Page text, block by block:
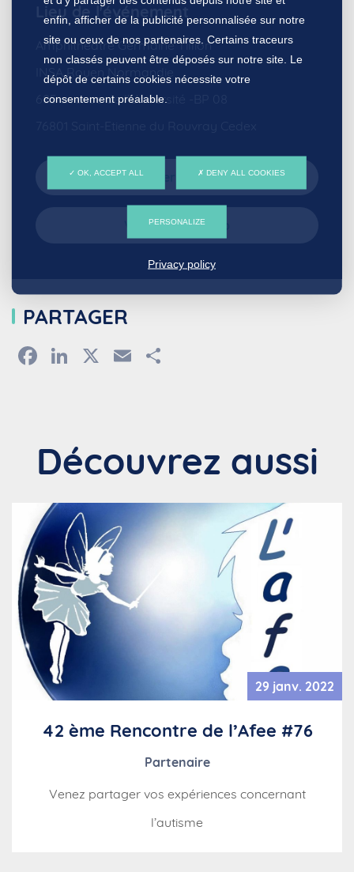
Lieu de l'événement
Amphithéâtre Germaine Tillion
INSA Rouen Normandie
685 avenue de l’Université -BP 08
Contacter par e-mail
Visiter le site web
PARTAGER
Facebook
LinkedIn
X Email
Découvrez aussi
29 janv. 2022
42 ème Rencontre de l’Afee #76
Partenaire
Venez partager vos expériences concernant
l’autisme
enfin, afficher de la publicité personnalisée sur notre
site ou ceux de nos partenaires. Certains traceurs
non classés peuvent être déposés sur notre site. Le
dépôt de certains cookies nécessite votre
consentement préalable.
OK, ACCEPT ALL DENY ALL COOKIES
PERSONALIZE
Privacy policy